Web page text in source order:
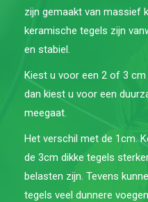
zijn gemaakt van massief
keramische tegels zijn
en stabiel.
Kiest u voor een 2 of 3
dan kiest u voor een
meegaat.
Het verschil met de 1cm.
de 3cm dikke tegels
belasten zijn. Tevens
tegels veel dunnere